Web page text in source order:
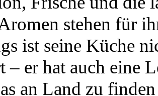
stehen für
ist seine Küche
– er hat auch eine
an Land zu